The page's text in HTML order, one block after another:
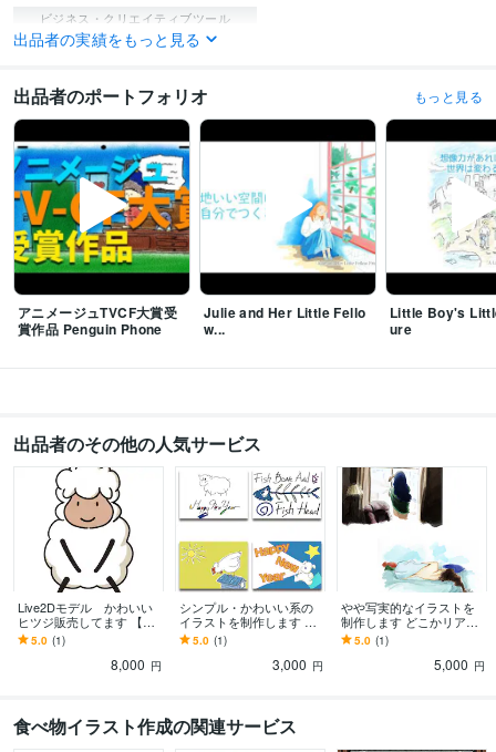
ビジネス・クリエイティブツール
Access:10年Excel:20年Keynote:20年
Adobe InDesign:20年
Adobe After Effects:5年Logic Pro:15年
Vtube Studio:3年
nizima LIVE:3年
得意分野
動画編集・映像制作 アニメーション制作
アニメーション CM PV
イラスト作成・漫画制作 イラスト制作
イラスト マンガ デザイン
出品者の実績をもっと見る
出品者のポートフォリオ もっと見る
アニメージュTVCF大賞受
賞作品 Penguin Phone
Julie and Her Little Fello
w...
Little Boy's
ure
出品者のその他の人気サービス
Live2Dモデル かわいい
ヒツジ販売してます 【VT
S・nizima LIVE設定済み】
Live2Dモデル
5.0 (1)
8,000 円
シンプル・かわいい系の
イラストを制作します お
しゃれでシンプル！挿
絵、広告などのカット〜
5.0 (1)
3,000 円
やや写実的なイラストを
制作します どこかリアル
で大人の雰囲気漂うイラ
スト
5.0 (1)
5,000 円
食べ物イラスト作成の関連サービス